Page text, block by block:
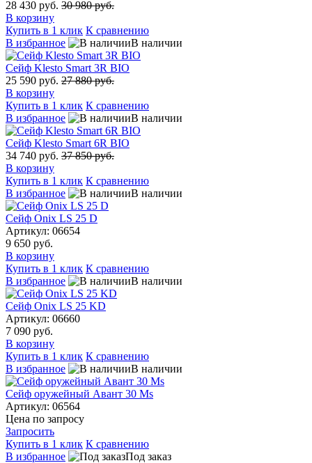
28 430 руб. 30 980 руб.
В корзину
Купить в 1 клик К сравнению
В избранное
В наличии
Сейф Klesto Smart 3R BIO
25 590 руб. 27 880 руб.
В корзину
Купить в 1 клик К сравнению
В избранное
В наличии
Сейф Klesto Smart 6R BIO
34 740 руб. 37 850 руб.
В корзину
Купить в 1 клик К сравнению
В избранное
В наличии
Сейф Onix LS 25 D
Артикул: 06654
9 650 руб.
В корзину
Купить в 1 клик К сравнению
В избранное
В наличии
Сейф Onix LS 25 KD
Артикул: 06660
7 090 руб.
В корзину
Купить в 1 клик К сравнению
В избранное
В наличии
Сейф оружейный Авант 30 Ms
Артикул: 06564
Цена по запросу
Запросить
Купить в 1 клик К сравнению
В избранное
Под заказ